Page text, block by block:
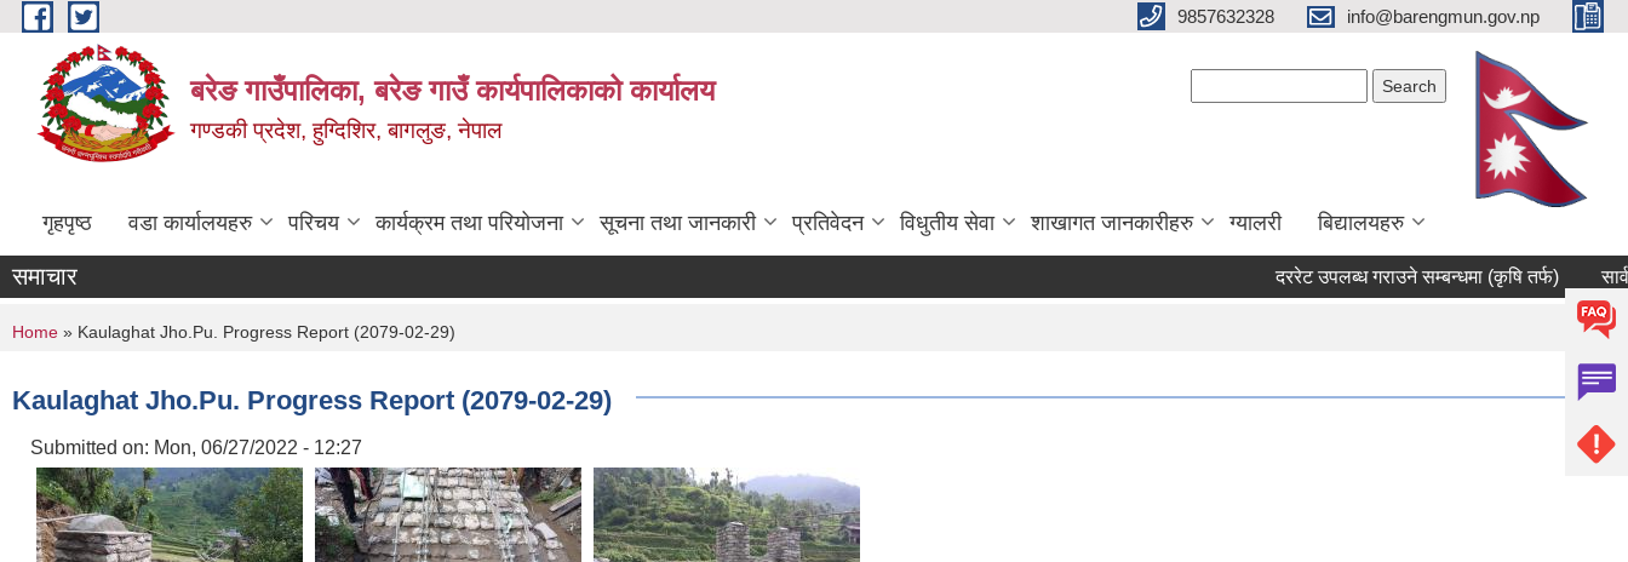
Skip to main content 9857632328 info@barengmun.gov.np
बरेङ गाउँपालिका, बरेङ गाउँ कार्यपालिकाको कार्यालय
गण्डकी प्रदेश, हुग्दिशिर, बागलुङ, नेपाल
गृहपृष्ठ वडा कार्यालयहरु परिचय कार्यक्रम तथा परियोजना सूचना तथा जानकारी प्रतिवेदन विधुतीय सेवा शाखागत जानकारीहरु ग्यालरी बिद्यालयहरु
समाचार दररेट उपलब्ध गराउने सम्बन्धमा (कृषि तर्फ) सार्वजनिक
You are here
Home » Kaulaghat Jho.Pu. Progress Report (2079-02-29)
Kaulaghat Jho.Pu. Progress Report (2079-02-29)
Submitted on: Mon, 06/27/2022 - 12:27